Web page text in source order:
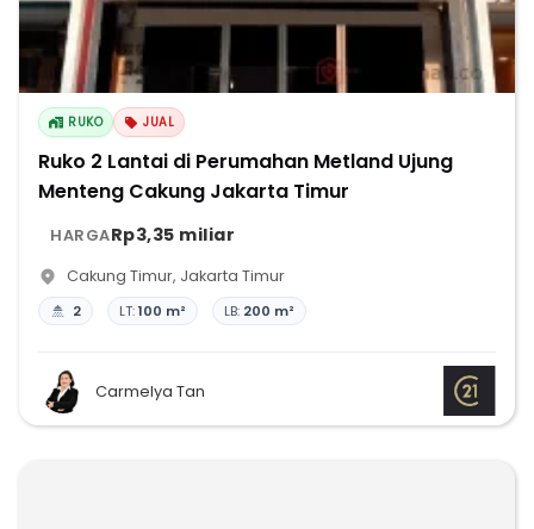
RUKO JUAL
Ruko 2 Lantai di Perumahan Metland Ujung
Menteng Cakung Jakarta Timur
HARGARp3,35 miliar
Cakung Timur, Jakarta Timur
2 LT:100 m² LB: 200 m²
Carmelya Tan